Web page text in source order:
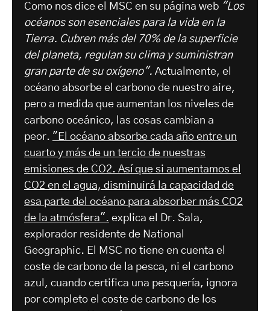
Como nos dice el MSC en su página web "Los
océanos son esenciales para la vida en la
Tierra. Cubren más del 70% de la superficie
del planeta, regulan su clima y suministran
gran parte de su oxígeno". Actualmente, el
océano absorbe el carbono de nuestro aire,
pero a medida que aumentan los niveles de
carbono oceánico, las cosas cambian a
peor. "El océano absorbe cada año entre un
cuarto y más de un tercio de nuestras
emisiones de CO2. Así que si aumentamos el
CO2 en el agua, disminuirá la capacidad de
esa parte del océano para absorber más CO2
de la atmósfera". explica el Dr. Sala,
explorador residente de National
Geographic. El MSC no tiene en cuenta el
coste de carbono de la pesca, ni el carbono
azul, cuando certifica una pesquería, ignora
por completo el coste de carbono de los